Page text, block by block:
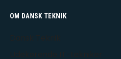
OM DANSK TEKNIK